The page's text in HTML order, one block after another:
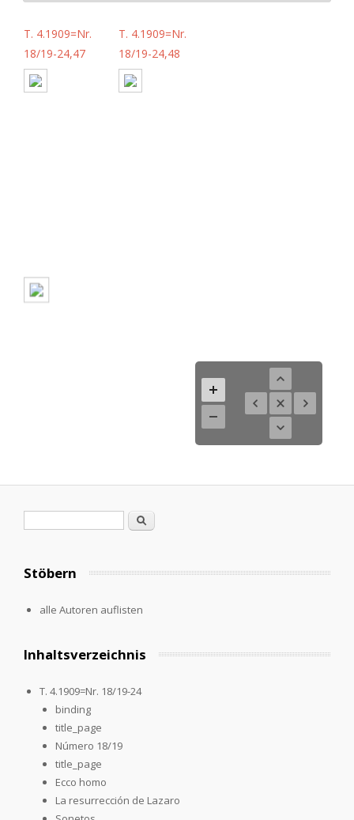
T. 4.1909=Nr.
18/19-24,47
T. 4.1909=Nr.
18/19-24,48
Search
Stöbern
alle Autoren auflisten
Inhaltsverzeichnis
T. 4.1909=Nr. 18/19-24
binding
title_page
Número 18/19
title_page
Ecco homo
La resurrección de Lazaro